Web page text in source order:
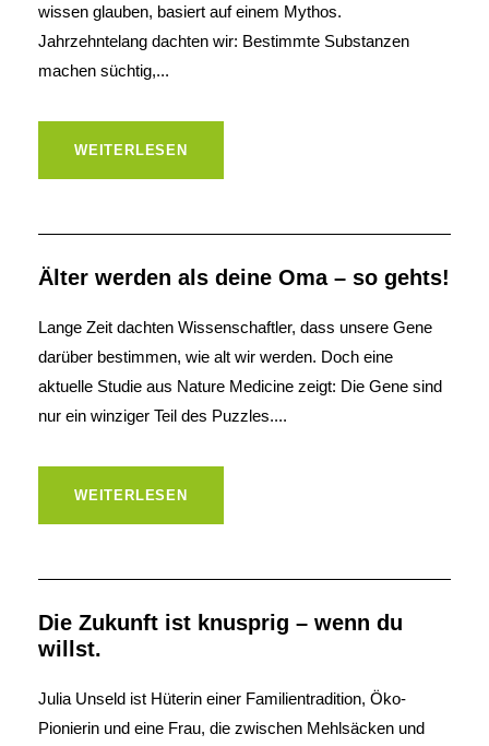
wissen glauben, basiert auf einem Mythos.
Jahrzehntelang dachten wir: Bestimmte Substanzen
machen süchtig,...
WEITERLESEN
Älter werden als deine Oma – so gehts!
Lange Zeit dachten Wissenschaftler, dass unsere Gene
darüber bestimmen, wie alt wir werden. Doch eine
aktuelle Studie aus Nature Medicine zeigt: Die Gene sind
nur ein winziger Teil des Puzzles....
WEITERLESEN
Die Zukunft ist knusprig – wenn du
willst.
Julia Unseld ist Hüterin einer Familientradition, Öko-
Pionierin und eine Frau, die zwischen Mehlsäcken und